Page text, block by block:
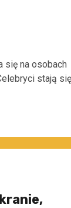
się na osobach
stają się